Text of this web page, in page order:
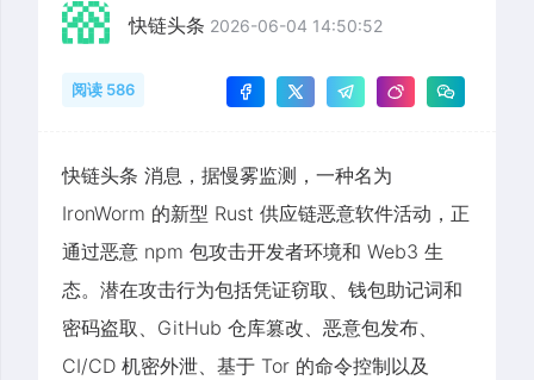
快链头条 2026-06-04 14:50:52
阅读 586
快链头条 消息，据慢雾监测，一种名为
IronWorm 的新型 Rust 供应链恶意软件活动，正
通过恶意 npm 包攻击开发者环境和 Web3 生
态。潜在攻击行为包括凭证窃取、钱包助记词和
密码盗取、GitHub 仓库篡改、恶意包发布、
CI/CD 机密外泄、基于 Tor 的命令控制以及